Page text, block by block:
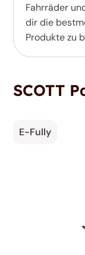
Fahrräder
dir die
Produkte zu
SCOTT
E-Fully